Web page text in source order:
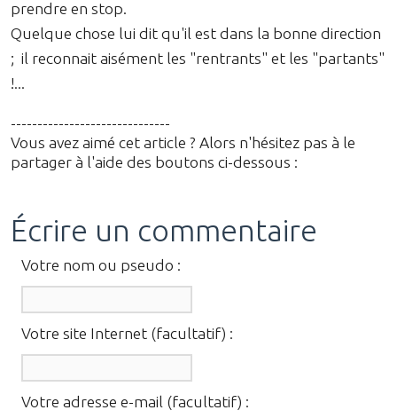
prendre en stop.
Quelque chose lui dit qu'il est dans la bonne direction
; il reconnait aisément les "rentrants" et les "partants"
!...
------------------------------
Vous avez aimé cet article ? Alors n'hésitez pas à le
partager à l'aide des boutons ci-dessous :
Écrire un commentaire
Votre nom ou pseudo :
Votre site Internet (facultatif) :
Votre adresse e-mail (facultatif) :